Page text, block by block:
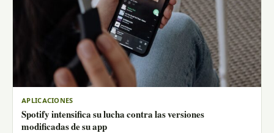
APLICACIONES
Spotify intensifica su lucha contra las versiones
modificadas de su app